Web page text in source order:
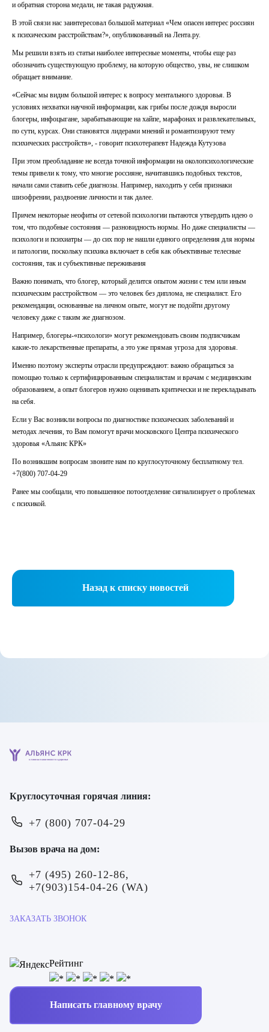
и обратная сторона медали, не такая радужная.
В этой связи нас заинтересовал большой материал «Чем опасен интерес россиян
к психическим расстройствам?», опубликованный на Лента.ру.
Мы решили взять из статьи наиболее интересные моменты, чтобы еще раз
обозначить существующую проблему, на которую общество, увы, не слишком
обращает внимание.
«Сейчас мы видим большой интерес к вопросу ментального здоровья. В
условиях нехватки научной информации, как грибы после дождя выросли
блогеры, инфоцыгане, зарабатывающие на хайпе, марафонах и развлекательных,
по сути, курсах. Они становятся лидерами мнений и романтизируют тему
психических расстройств», - говорит психотерапевт Надежда Кутузова
При этом преобладание не всегда точной информации на околопсихологические
темы привели к тому, что многие россияне, начитавшись подобных текстов,
начали сами ставить себе диагнозы. Например, находить у себя признаки
шизофрении, раздвоение личности и так далее.
Причем некоторые неофиты от сетевой психологии пытаются утвердить идею о
том, что подобные состояния — разновидность нормы. Но даже специалисты —
психологи и психиатры — до сих пор не нашли единого определения для нормы
и патологии, поскольку психика включает в себя как объективные телесные
состояния, так и субъективные переживания
Важно понимать, что блогер, который делится опытом жизни с тем или иным
психическим расстройством — это человек без диплома, не специалист. Его
рекомендации, основанные на личном опыте, могут не подойти другому
человеку даже с таким же диагнозом.
Например, блогеры-«психологи» могут рекомендовать своим подписчикам
какие-то лекарственные препараты, а это уже прямая угроза для здоровья.
Именно поэтому эксперты отрасли предупреждают: важно обращаться за
помощью только к сертифицированным специалистам и врачам с медицинским
образованием, а опыт блогеров нужно оценивать критически и не перекладывать
на себя.
Если у Вас возникли вопросы по диагностике психических заболеваний и
методах лечения, то Вам помогут врачи московского Центра психического
здоровья «Альянс КРК»
По возникшим вопросам звоните нам по круглосуточному бесплатному тел.
+7(800) 707-04-29
Ранее мы сообщали, что повышенное потоотделение сигнализирует о проблемах
с психикой.
Назад к списку новостей
клиника психического здоровья
Круглосуточная горячая линия:
+7 (800) 707-04-29
Вызов врача на дом:
+7 (495) 260-12-86,
+7(903)154-04-26 (WA)
ЗАКАЗАТЬ ЗВОНОК
Рейтинг
Написать главному врачу
Я даю согласие на
Я даю согласие на обработку персональных данных